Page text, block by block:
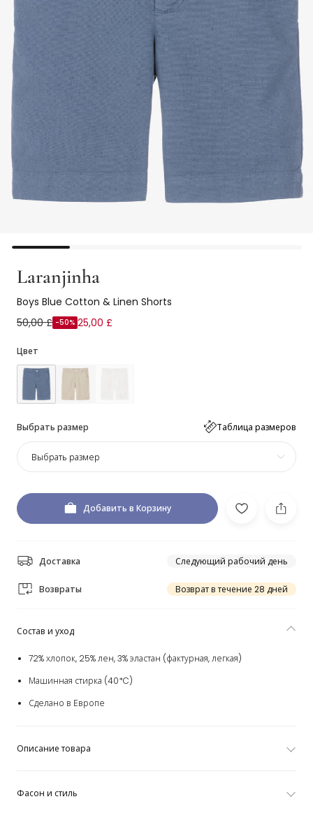
Laranjinha
Boys Blue Cotton & Linen Shorts
50,00 £ -50% 25,00 £
Цвет
Выбрать размер Таблица размеров
Выбрать размер
Добавить в Корзину
Доставка Следующий рабочий день
Возвраты Возврат в течение 28 дней
Состав и уход
72% хлопок, 25% лен, 3% эластан (фактурная, легкая)
Машинная стирка (40*C)
Сделано в Европе
Описание товара
Фасон и стиль